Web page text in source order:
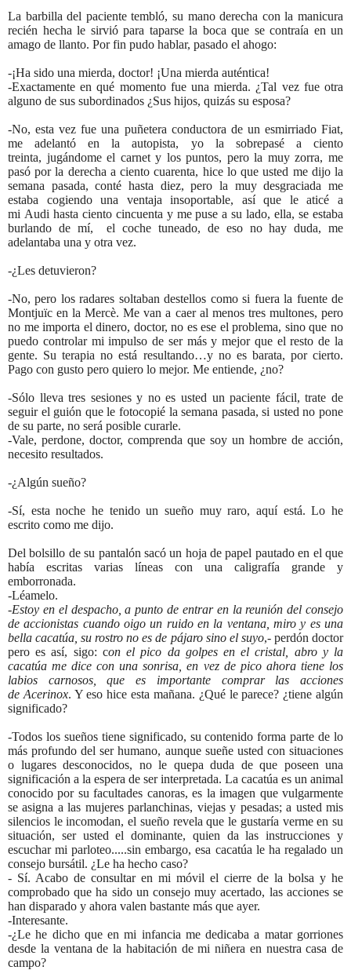
La barbilla del paciente tembló, su mano derecha con la manicura
recién hecha le sirvió para taparse la boca que se contraía en un
amago de llanto. Por fin pudo hablar, pasado el ahogo:
-¡Ha sido una mierda, doctor! ¡Una mierda auténtica!
-Exactamente en qué momento fue una mierda. ¿Tal vez fue otra
alguno de sus subordinados ¿Sus hijos, quizás su esposa?
-No, esta vez fue una puñetera conductora de un esmirriado Fiat,
me adelantó en la autopista, yo la sobrepasé a ciento
treinta, jugándome el carnet y los puntos, pero la muy zorra, me
pasó por la derecha a ciento cuarenta, hice lo que usted me dijo la
semana pasada, conté hasta diez, pero la muy desgraciada me
estaba cogiendo una ventaja insoportable, así que le aticé a
mi Audi hasta ciento cincuenta y me puse a su lado, ella, se estaba
burlando de mí, el coche tuneado, de eso no hay duda, me
adelantaba una y otra vez.
-¿Les detuvieron?
-No, pero los radares soltaban destellos como si fuera la fuente de
Montjuïc en la Mercè. Me van a caer al menos tres multones, pero
no me importa el dinero, doctor, no es ese el problema, sino que no
puedo controlar mi impulso de ser más y mejor que el resto de la
gente. Su terapia no está resultando…y no es barata, por cierto.
Pago con gusto pero quiero lo mejor. Me entiende, ¿no?
-Sólo lleva tres sesiones y no es usted un paciente fácil, trate de
seguir el guión que le fotocopié la semana pasada, si usted no pone
de su parte, no será posible curarle.
-Vale, perdone, doctor, comprenda que soy un hombre de acción,
necesito resultados.
-¿Algún sueño?
-Sí, esta noche he tenido un sueño muy raro, aquí está. Lo he
escrito como me dijo.
Del bolsillo de su pantalón sacó un hoja de papel pautado en el que
había escritas varias líneas con una caligrafía grande y
emborronada.
-Léamelo.
-Estoy en el despacho, a punto de entrar en la reunión del consejo
de accionistas cuando oigo un ruido en la ventana, miro y es una
bella cacatúa, su rostro no es de pájaro sino el suyo,- perdón doctor
pero es así, sigo: con el pico da golpes en el cristal, abro y la
cacatúa me dice con una sonrisa, en vez de pico ahora tiene los
labios carnosos, que es importante comprar las acciones
de Acerinox. Y eso hice esta mañana. ¿Qué le parece? ¿tiene algún
significado?
-Todos los sueños tiene significado, su contenido forma parte de lo
más profundo del ser humano, aunque sueñe usted con situaciones
o lugares desconocidos, no le quepa duda de que poseen una
significación a la espera de ser interpretada. La cacatúa es un animal
conocido por su facultades canoras, es la imagen que vulgarmente
se asigna a las mujeres parlanchinas, viejas y pesadas; a usted mis
silencios le incomodan, el sueño revela que le gustaría verme en su
situación, ser usted el dominante, quien da las instrucciones y
escuchar mi parloteo.....sin embargo, esa cacatúa le ha regalado un
consejo bursátil. ¿Le ha hecho caso?
- Sí. Acabo de consultar en mi móvil el cierre de la bolsa y he
comprobado que ha sido un consejo muy acertado, las acciones se
han disparado y ahora valen bastante más que ayer.
-Interesante.
-¿Le he dicho que en mi infancia me dedicaba a matar gorriones
desde la ventana de la habitación de mi niñera en nuestra casa de
campo?